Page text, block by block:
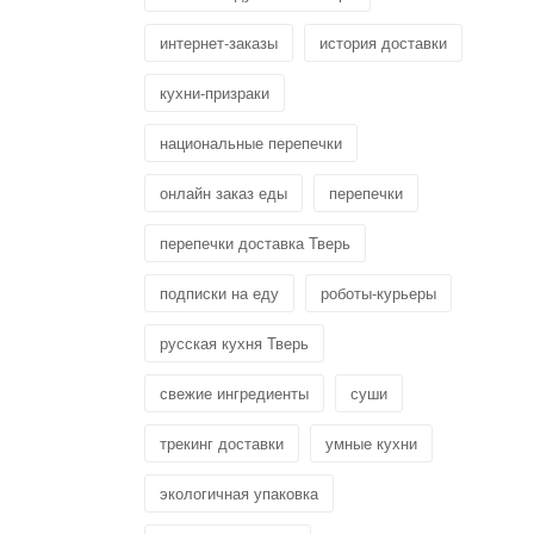
интернет-заказы история доставки
кухни-призраки
национальные перепечки
онлайн заказ еды перепечки
перепечки доставка Тверь
подписки на еду роботы-курьеры
русская кухня Тверь
свежие ингредиенты суши
трекинг доставки умные кухни
экологичная упаковка